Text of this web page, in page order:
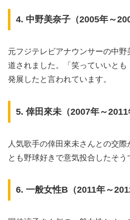
4. 中野美奈子（2005年～
元フジテレビアナウンサーの中
道されました。「笑っていいとも
発展したと言われています。
5. 倖田來未（2007年～2011
人気歌手の倖田來未さんとの交際
とも野球好きで意気投合したそう
6. 一般女性B（2011年～